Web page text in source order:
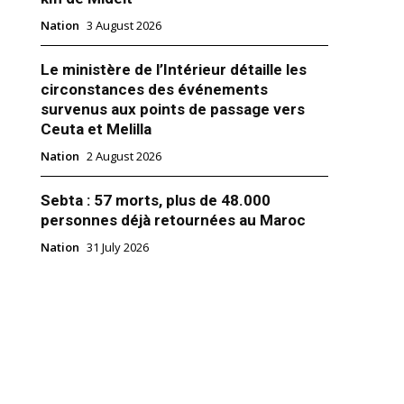
2021 : le Roi s’insurge
du tourisme
plaintes de
prohibitifs affichés
opérateurs de transport,
VI a donné ses
aux autorités compétentes et à
intervenants dans le
Nation 3 August 2026
Le ministère de l’Intérieur détaille les
circonstances des événements
survenus aux points de passage vers
Ceuta et Melilla
Nation 2 August 2026
Sebta : 57 morts, plus de 48.000
personnes déjà retournées au Maroc
Nation 31 July 2026